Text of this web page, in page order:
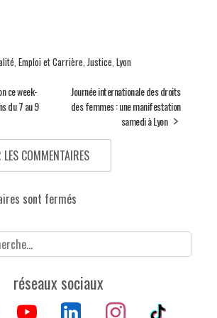
, Emploi et Carrière, Justice, Lyon
ce week-
du 7 au 9
Journée internationale des droits
des femmes : une manifestation
samedi à Lyon
LES COMMENTAIRES
sont fermés
réseaux sociaux